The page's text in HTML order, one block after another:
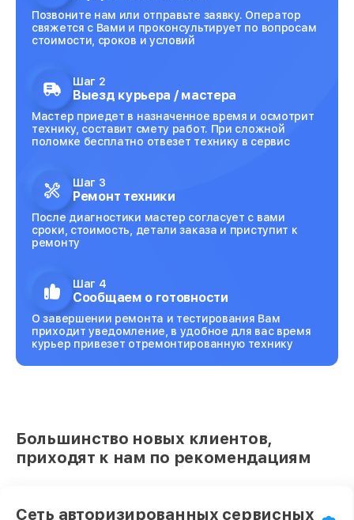
Позвоните нам или отправьте заявку. Оператор
свяжется с Вами и проконсультирует по вопросам
стоимости, сроков и условий
Шаг 2
Выезд курьера / мастера
Мастер приедет в назначенное время и осмотрит
технику, составит смету работ. При сложной
поломке бесплатно отвезет технику в сервис
Шаг 3
Ремонт техники
После диагностики мастер согласует с вами
сроки, стоимость, детали заказа и приступит к
ремонту
Шаг 4
Сообщаем о готовности
О завершении ремонта и тестирования Вам
приходит уведомление, в удобное для вас время
курьер привезет отремонтированную технику
Большинство новых клиентов,
приходят к нам по рекомендациям
Сеть авторизированных сервисных